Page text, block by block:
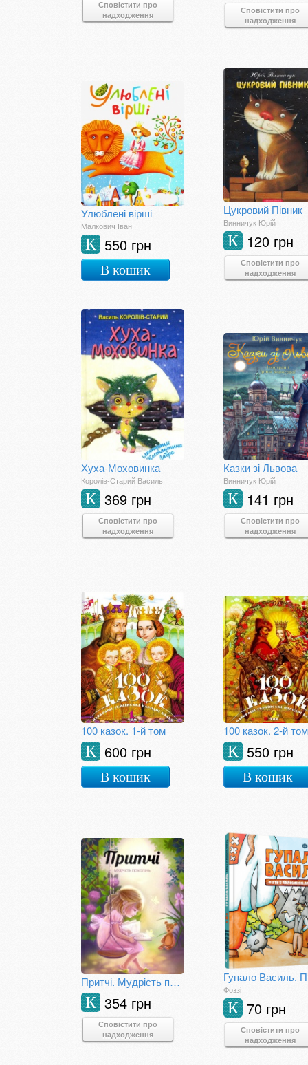
Сповістити про
надходження
Сповістити про
надходження
Улюблені вірші
Малкович Іван
550 грн
К
В кошик
Цукровий Півник
Винничук Юрій
120 грн
К
Сповістити про
надходження
Хуха-Моховинка
Королів-Старий Василь
369 грн
К
Сповістити про
надходження
Казки зі Львова
Винничук Юрій
141 грн
К
Сповістити про
надходження
100 казок. 1-й том
600 грн
К
В кошик
100 казок. 2-й том
550 грн
К
В кошик
Притчі. Мудрість поколінь
354 грн
К
Сповістити про
надходження
Фоззі
70 грн
К
Сповістити про
надходження